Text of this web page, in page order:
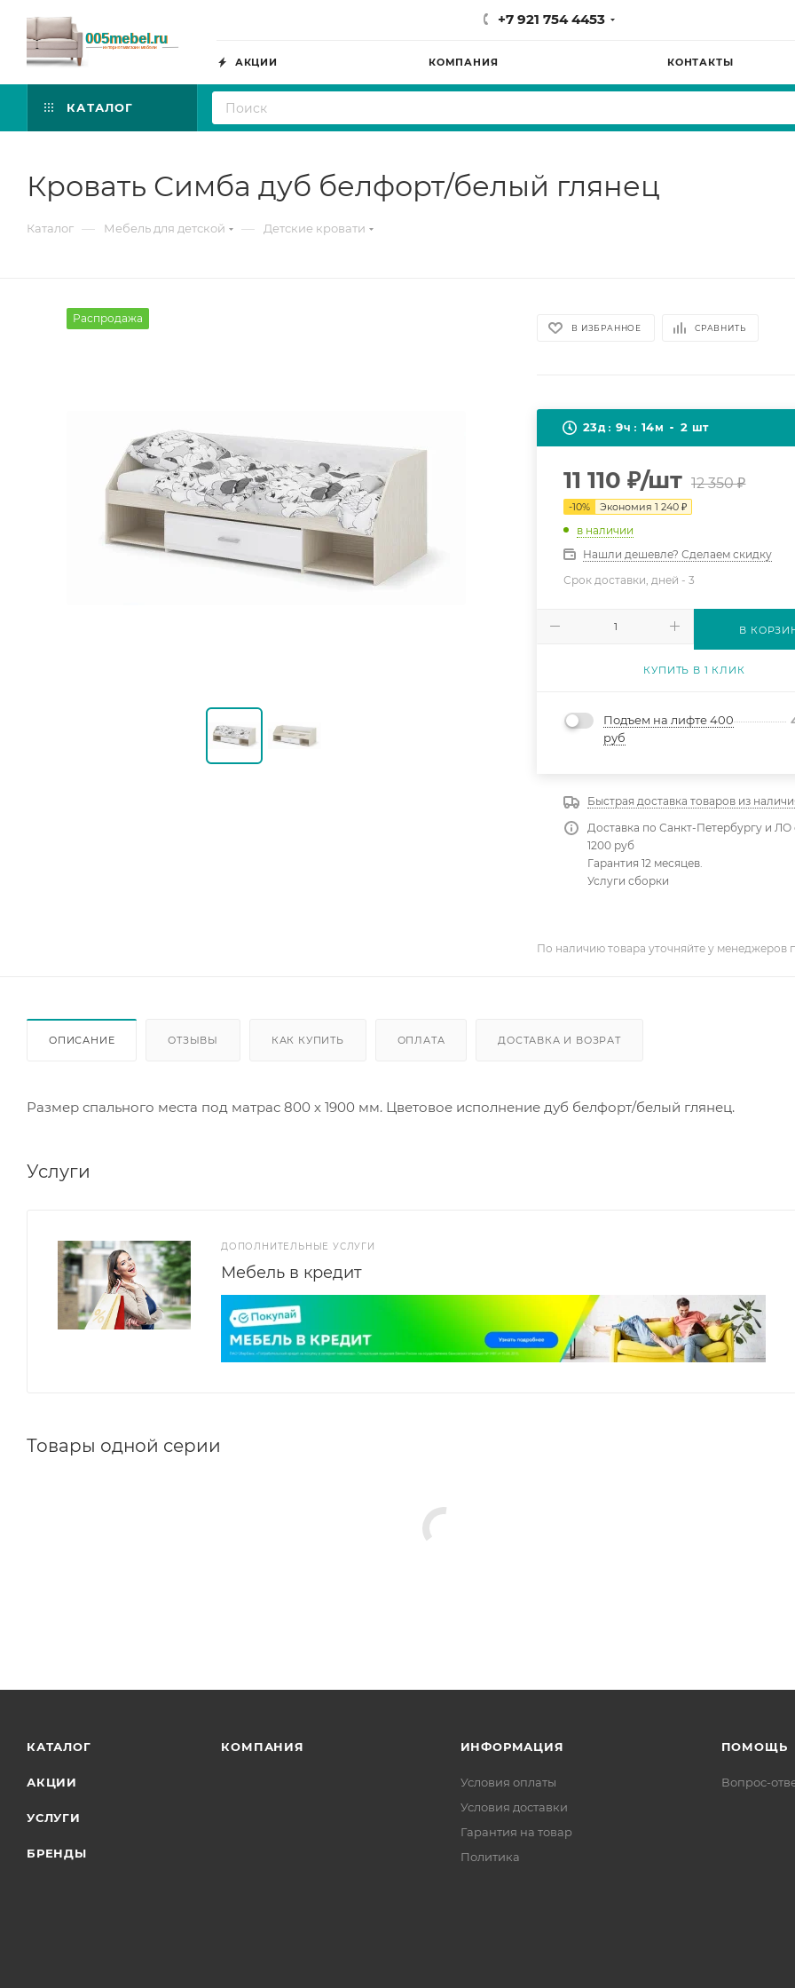
+7 921 754 4453
АКЦИИ КОМПАНИЯ КОНТАКТЫ
КАТАЛОГ
Кровать Симба дуб белфорт/белый глянец
Каталог — Мебель для детской — Детские кровати
Распродажа
В ИЗБРАННОЕ СРАВНИТЬ
23д 9ч 14м 2 шт
11 110 ₽/шт 12 350₽
-10% Экономия1 240 ₽
в наличии
Нашли дешевле? Сделаем скидку
Срок доставки, дней -3
В
КУПИТЬ В 1 КЛИК
Подъем на лифте 400
руб
Быстрая доставка товаров из
Доставка по Санкт-Петербургу и ЛО
1200 руб
Гарантия 12 месяцев.
Услуги сборки
По наличию товара уточняйте у менеджеров
ОПИСАНИЕ ОТЗЫВЫ КАК КУПИТЬ ОПЛАТА ДОСТАВКА И ВОЗРАТ
Размер спального места под матрас 800 х 1900 мм. Цветовое исполнение дуб белфорт/белый глянец.
Услуги
ДОПОЛНИТЕЛЬНЫЕ УСЛУГИ
Мебель в кредит
Товары одной серии
КАТАЛОГ
АКЦИИ
УСЛУГИ
БРЕНДЫ
КОМПАНИЯ ИНФОРМАЦИЯ
Условия оплаты
Условия доставки
Гарантия на товар
Политика
ПОМОЩЬ
Вопрос-